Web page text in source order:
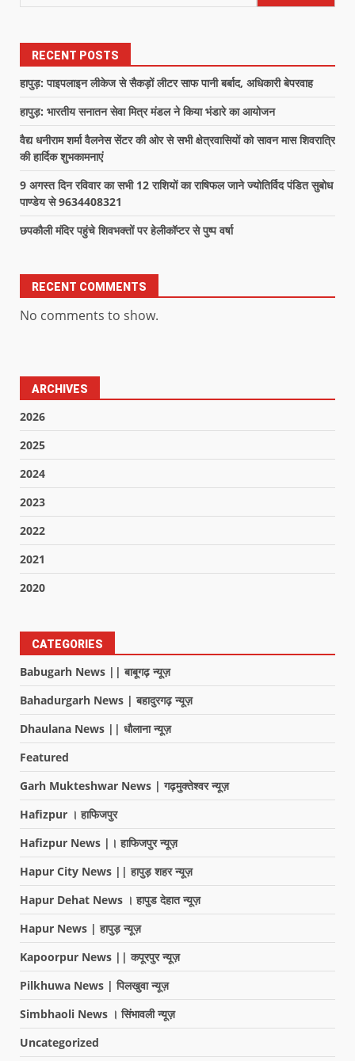
RECENT POSTS
हापुड़: पाइपलाइन लीकेज से सैकड़ों लीटर साफ पानी बर्बाद, अधिकारी बेपरवाह
हापुड़: भारतीय सनातन सेवा मित्र मंडल ने किया भंडारे का आयोजन
वैद्य धनीराम शर्मा वैलनेस सेंटर की ओर से सभी क्षेत्रवासियों को सावन मास शिवरात्रि
की हार्दिक शुभकामनाएं
9 अगस्त दिन रविवार का सभी 12 राशियों का राषिफल जाने ज्योतिर्विद पंडित सुबोध
पाण्डेय से 9634408321
छपकौली मंदिर पहुंचे शिवभक्तों पर हेलीकॉप्टर से पुष्प वर्षा
RECENT COMMENTS
No comments to show.
ARCHIVES
2026
2025
2024
2023
2022
2021
2020
CATEGORIES
Babugarh News || बाबूगढ़ न्यूज़
Bahadurgarh News | बहादुरगढ़ न्यूज़
Dhaulana News || धौलाना न्यूज़
Featured
Garh Mukteshwar News | गढ़मुक्तेश्वर न्यूज़
Hafizpur । हाफिजपुर
Hafizpur News |। हाफिजपुर न्यूज़
Hapur City News || हापुड़ शहर न्यूज़
Hapur Dehat News । हापुड देहात न्यूज़
Hapur News | हापुड़ न्यूज़
Kapoorpur News || कपूरपुर न्यूज़
Pilkhuwa News | पिलखुवा न्यूज़
Simbhaoli News । सिंभावली न्यूज़
Uncategorized